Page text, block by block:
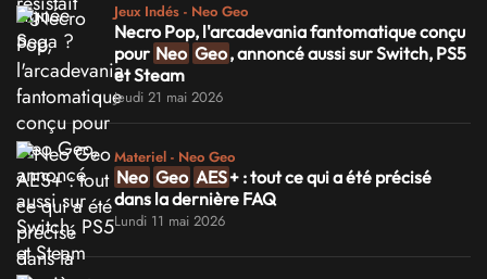
Jeux Indés - Neo Geo
Necro Pop, l'arcadevania fantomatique conçu
pour Neo Geo, annoncé aussi sur Switch, PS5
et Steam
Jeudi 21 mai 2026
Materiel - Neo Geo
Neo Geo AES+ : tout ce qui a été précisé
dans la dernière FAQ
Lundi 11 mai 2026